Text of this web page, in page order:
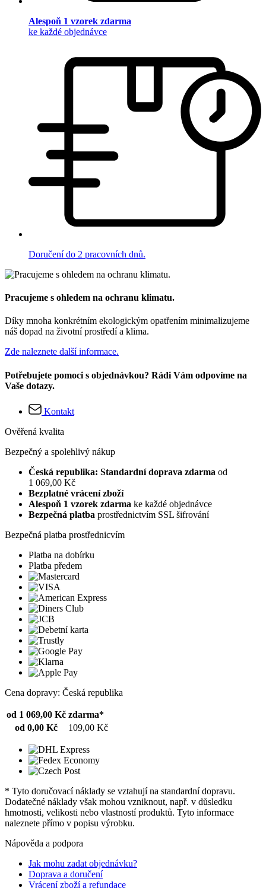
Alespoň 1 vzorek zdarma
ke každé objednávce
Doručení do 2 pracovních dnů.
Pracujeme s ohledem na ochranu klimatu.
Díky mnoha konkrétním ekologickým opatřením minimalizujeme
náš dopad na životní prostředí a klima.
Zde naleznete další informace.
Potřebujete pomoci s objednávkou? Rádi Vám odpovíme na
Vaše dotazy.
Kontakt
Ověřená kvalita
Bezpečný a spolehlivý nákup
Česká republika: Standardní doprava zdarma od
1 069,00 Kč
Bezplatné vrácení zboží
Alespoň 1 vzorek zdarma ke každé objednávce
Bezpečná platba prostřednictvím SSL šifrování
Bezpečná platba prostřednicvím
Platba na dobírku
Platba předem
Cena dopravy: Česká republika
od 1 069,00 Kč zdarma*
od 0,00 Kč
109,00 Kč
* Tyto doručovací náklady se vztahují na standardní dopravu.
Dodatečné náklady však mohou vzniknout, např. v důsledku
hmotnosti, velikosti nebo vlastností produktů. Tyto informace
naleznete přímo v popisu výrobku.
Nápověda a podpora
Jak mohu zadat objednávku?
Doprava a doručení
Vrácení zboží a refundace